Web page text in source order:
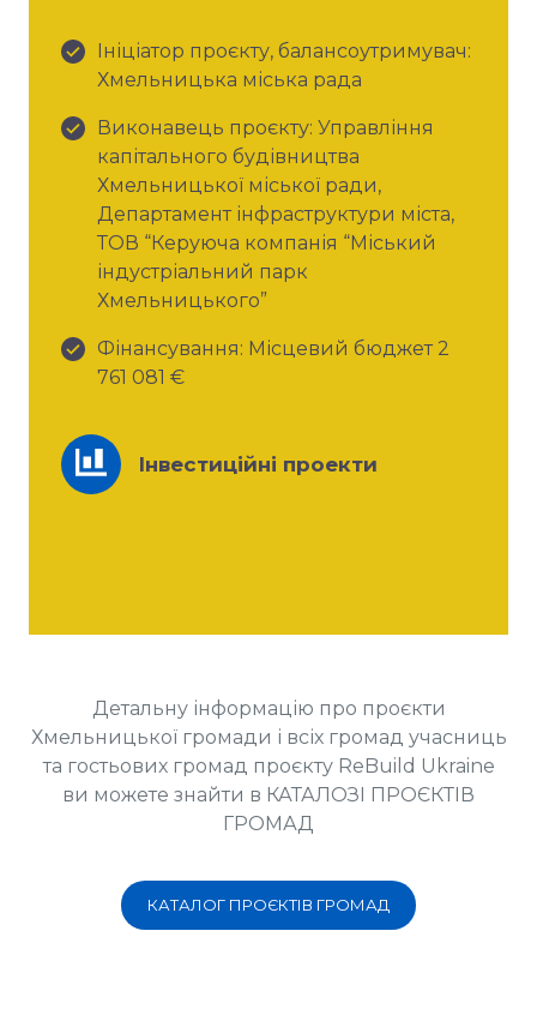
Ініціатор проєкту, балансоутримувач:
Хмельницька міська рада
Виконавець проєкту: Управління
капітального будівництва
Хмельницької міської ради,
Департамент інфраструктури міста,
ТОВ “Керуюча компанія “Міський
індустріальний парк
Хмельницького”
Фінансування: Місцевий бюджет 2
761 081 €
Інвестиційні проекти
Детальну інформацію про проєкти
Хмельницької громади і всіх громад учасниць
та гостьових громад проєкту ReBuild Ukraine
ви можете знайти в КАТАЛОЗІ ПРОЄКТІВ
ГРОМАД
КАТАЛОГ ПРОЄКТІВ ГРОМАД